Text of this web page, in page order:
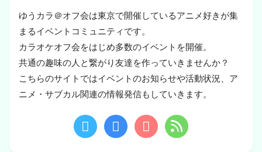
ゆうカラ＠オフ会は東京で開催しているアニメ好きが集
まるイベントコミュニティです。
カラオケオフ会をはじめ多数のイベントを開催。
共通の趣味の人と繋がり友達を作っていきませんか？
こちらのサイトではイベントのお知らせや活動状況、ア
ニメ・サブカル関連の情報発信もしていきます。